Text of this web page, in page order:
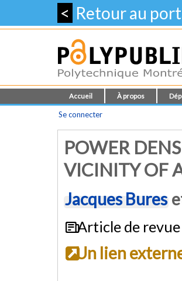
< Retour au
Accueil À propos
Se connecter
POWER
VICINITY OF
Jacques Bures
Article de
Un lien